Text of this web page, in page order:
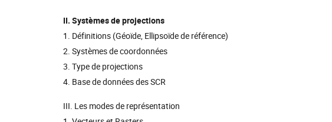
II. Systèmes de projections
1. Définitions (Géoïde, Ellipsoïde de référence)
2. Systèmes de coordonnées
3. Type de projections
4. Base de données des SCR
III. Les modes de représentation